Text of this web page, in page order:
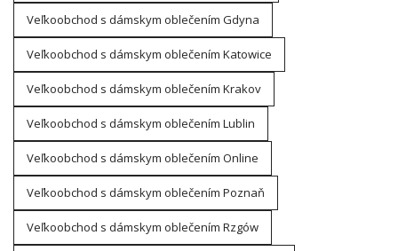
Veľkoobchod s dámskym oblečením Gdyna
Veľkoobchod s dámskym oblečením Katowice
Veľkoobchod s dámskym oblečením Krakov
Veľkoobchod s dámskym oblečením Lublin
Veľkoobchod s dámskym oblečením Online
Veľkoobchod s dámskym oblečením Poznaň
Veľkoobchod s dámskym oblečením Rzgów